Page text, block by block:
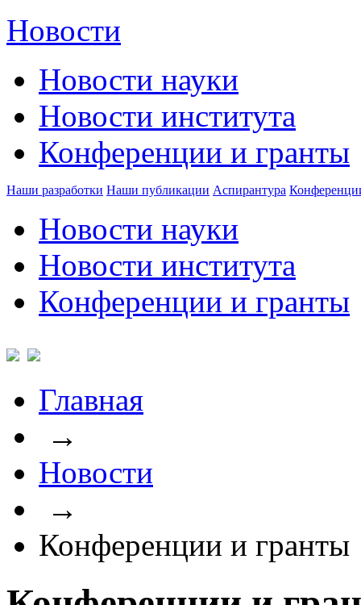
Новости
Новости науки
Новости института
Конференции и гранты
Наши разработки Наши публикации Аспирантура
Новости науки
Новости института
Конференции и гранты
Главная
→
Новости
→
Конференции и гранты